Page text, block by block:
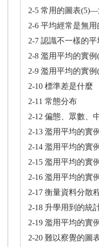
2-5 常用的圖表
2-6 平均經常是無
2-7 認識不一樣的
2-8 濫用平均的實
2-9 濫用平均的實
2-10 標準差是什麼
2-11 常態分布
2-12 偏態、眾數、
2-13 濫用平均的實
2-14 濫用平均的實
2-15 濫用平均的實
2-16 濫用平均的實
2-17 衡量資料分散
2-18 升學用到的統
2-19 濫用平均的實
2-20 難以察覺的圖